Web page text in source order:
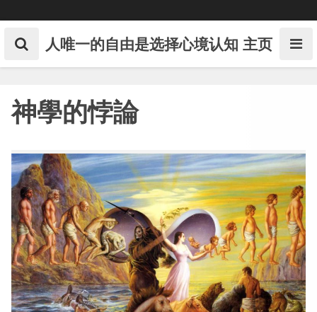
to
content 人唯一的自由是选择心境认知 主页
神學的悖論